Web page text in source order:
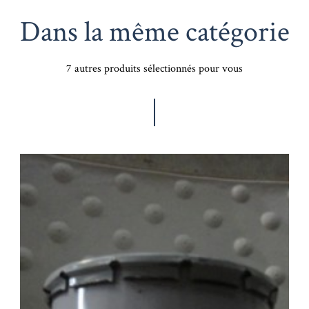
Dans la même catégorie
7 autres produits sélectionnés pour vous